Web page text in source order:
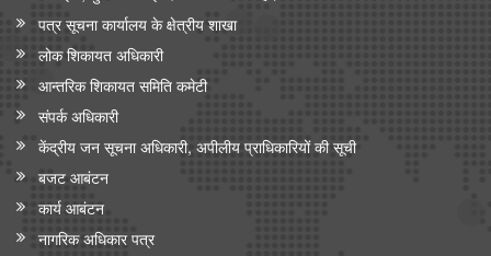
पत्र सूचना कार्यालय के क्षेत्रीय शाखा
लोक शिकायत अधिकारी
आन्‍तरिक शिकायत समिति कमेटी
संपर्क अधिकारी
केंद्रीय जन सूचना अधिकारी, अपीलीय प्राधिकारियों की सूची
बजट आबंटन
कार्य आबंटन
नागरिक अधिकार पत्र